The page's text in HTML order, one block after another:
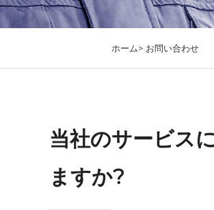
ホーム> お問い合わせ
当社のサービス
ますか?